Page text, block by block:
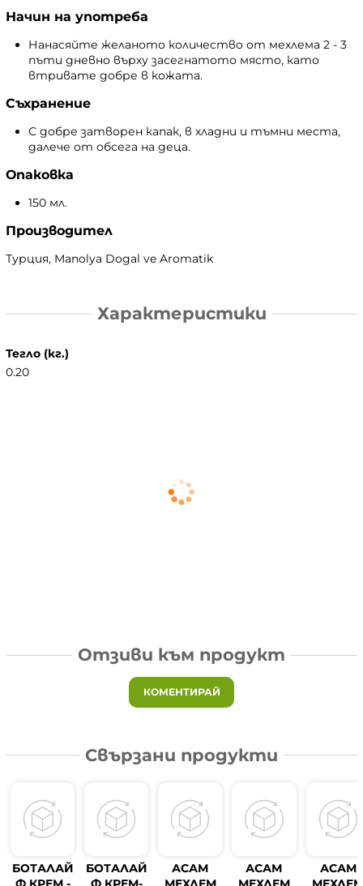
Начин на употреба
Нанасяйте желаното количество от мехлема 2 - 3
пъти дневно върху засегнатото място, като
втривате добре в кожата.
Съхранение
С добре затворен капак, в хладни и тъмни места,
далече от обсега на деца.
Опаковка
150 мл.
Производител
Турция, Manolya Dogal ve Aromatik
Характеристики
Тегло (кг.)
0.20
Отзиви към продукт
КОМЕНТИРАЙ
Свързани продукти
БОТАЛАЙ
БОТАЛАЙ
АСАМ
АСАМ
АСАМ